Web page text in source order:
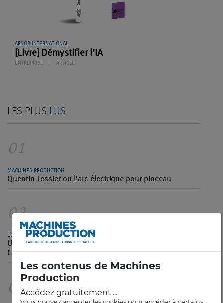
Les contenus de Machines
Production
Accédez gratuitement ...
AFNOR INTERNATIONAL
[Livre] Démystifier l’IA
ENTREPRISE ARTICLE
LES PLUS LUS
01
MACHINES PRODUCTION
Quentin Tessier ou l’arc électrique pour pinceau
02
ECAM
Une école française d’ingénieurs plante son drapeau en
Chine
03